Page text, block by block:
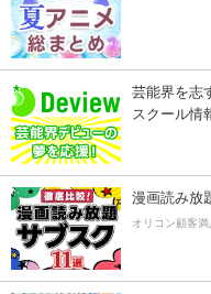
芸能界を志
スクール情
漫画読み放
オリコン顧客